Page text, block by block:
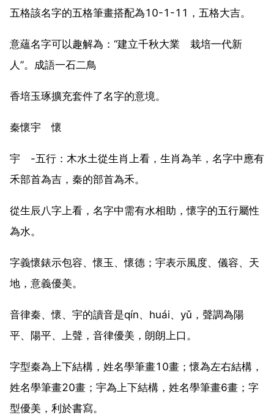
五格該名字的五格筆畫搭配為10-1-11，五格大吉。
意蘊名字可以趣解為：“建立千秋大業 栽培一代新
人”。成語一石二鳥
香培玉琢擴充套件了名字的意境。
秦懷宇 懷
宇 -五行：木水土從生肖上看，生肖為羊，名字中應有
禾部首為吉，秦的部首為禾。
從生辰八字上看，名字中需有水相助，懷字的五行屬性
為水。
字義懷錶示包容、懷玉、懷德；宇表示風度、儀容、天
地，意義優美。
音律秦、懷、宇的讀音是qín、huái、yǔ，聲調為陽
平、陽平、上聲，音律優美，朗朗上口。
字型秦為上下結構，姓名學筆畫10畫；懷為左右結構，
姓名學筆畫20畫；宇為上下結構，姓名學筆畫6畫；字
型優美，利於書寫。